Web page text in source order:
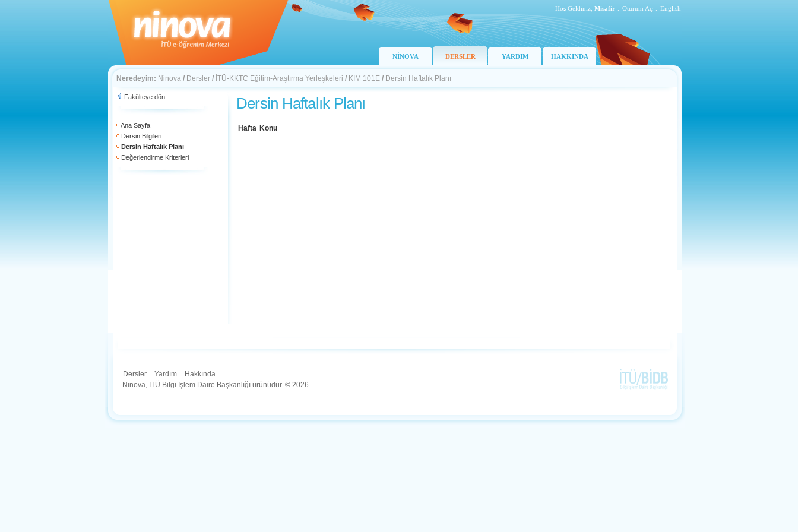
Hoş Geldiniz, Misafir Oturum Aç English
NİNOVA DERSLER YARDIM HAKKINDA
Neredeyim: Ninova / Dersler / İTÜ-KKTC Eğitim-Araştırma Yerleşkeleri / KIM 101E / Dersin Haftalık Planı
Fakülteye dön
Ana Sayfa
Dersin Bilgileri
Dersin Haftalık Planı
Değerlendirme Kriterleri
Dersin Haftalık Planı
Hafta Konu
Dersler . Yardım . Hakkında
Ninova, İTÜ Bilgi İşlem Daire Başkanlığı ürünüdür. © 2026